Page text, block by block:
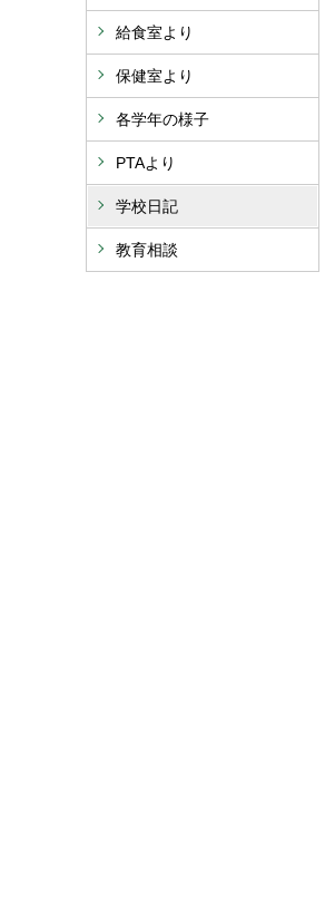
給食室より
保健室より
各学年の様子
PTAより
学校日記
教育相談